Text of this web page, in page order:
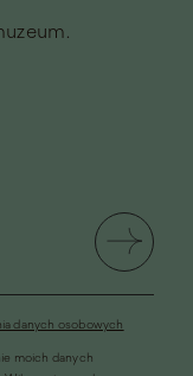
danych osobowych
moich danych